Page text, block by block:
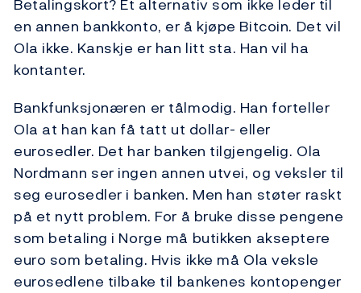
Betalingskort? Et alternativ som ikke leder til
en annen bankkonto, er å kjøpe Bitcoin. Det vil
Ola ikke. Kanskje er han litt sta. Han vil ha
kontanter.
Bankfunksjonæren er tålmodig. Han forteller
Ola at han kan få tatt ut dollar- eller
eurosedler. Det har banken tilgjengelig. Ola
Nordmann ser ingen annen utvei, og veksler til
seg eurosedler i banken. Men han støter raskt
på et nytt problem. For å bruke disse pengene
som betaling i Norge må butikken akseptere
euro som betaling. Hvis ikke må Ola veksle
eurosedlene tilbake til bankenes kontopenger